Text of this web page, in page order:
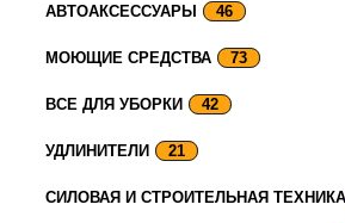
АВТОАКСЕССУАРЫ 46
МОЮЩИЕ СРЕДСТВА 73
ВСЕ ДЛЯ УБОРКИ 42
УДЛИНИТЕЛИ 21
СИЛОВАЯ И СТРОИТЕЛЬНАЯ ТЕХНИКА